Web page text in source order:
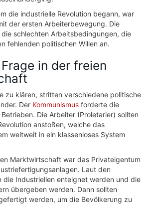
die industrielle Revolution begann, war
der ersten Arbeiterbewegung. Die
schlechten Arbeitsbedingungen, die
fehlenden politischen Willen an.
in der freien
zu klären, stritten verschiedene politische
Der Kommunismus forderte die
Die Arbeiter (Proletarier) sollten
anstoßen, welche das
weltweit in ein klassenloses System
Marktwirtschaft war das Privateigentum
Laut den
die Industriellen enteignet werden und die
übergeben werden. Dann sollten
werden, um die Bevölkerung zu